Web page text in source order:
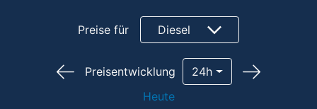
Preise für Diesel
Preisentwicklung
24h
Heute